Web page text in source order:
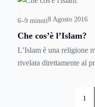
Gotama, meglio noto
vicino quali sono le
sua storia e le festività
religione.
6–9 minuti8 Agosto 2016
Che cos’è l’Islam?
L’Islam è una religione
rivelata direttamente al
acceso, ma non tutti,
religione, con le sue 1